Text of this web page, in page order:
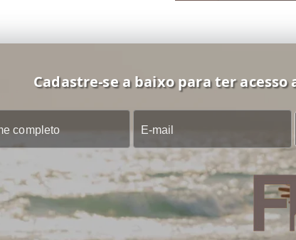
Cadastre-se a baixo para ter